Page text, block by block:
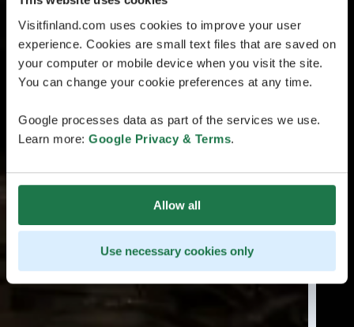
Visitfinland.com uses cookies to improve your user
experience. Cookies are small text files that are saved on
your computer or mobile device when you visit the site.
You can change your cookie preferences at any time.
Google processes data as part of the services we use.
Learn more: Google Privacy & Terms.
Allow all
Use necessary cookies only